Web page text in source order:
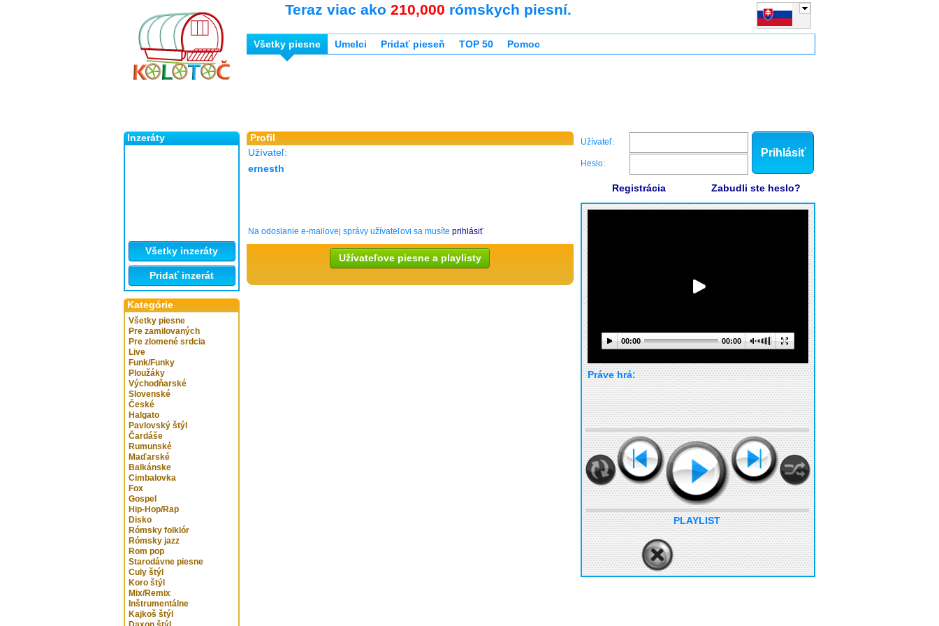
Inzeráty
Všetky inzeráty
Pridať inzerát
Kategórie
Všetky piesne
Pre zamilovaných
Pre zlomené srdcia
Live
Funk/Funky
Ploužáky
Východňarské
Slovenské
České
Halgato
Pavlovský štýl
Čardáše
Rumunské
Maďarské
Balkánske
Cimbalovka
Fox
Gospel
Hip-Hop/Rap
Disko
Rómsky folklór
Rómsky jazz
Rom pop
Starodávne piesne
Culy štýl
Koro štýl
Mix/Remix
Inštrumentálne
Kajkoš štýl
Teraz viac ako 210,000 rómskych piesní.
Všetky piesne Umelci Pridať pieseň TOP 50 Pomoc
Profil
Užívateľ:
ernesth
Na odoslanie e-mailovej správy užívateľovi sa musíte prihlásiť
Užívateľove piesne a playlisty
Užívateľ:
Heslo:
Prihlásiť
Registrácia Zabudli ste heslo?
00:00 00:00
Práve hrá:
PLAYLIST